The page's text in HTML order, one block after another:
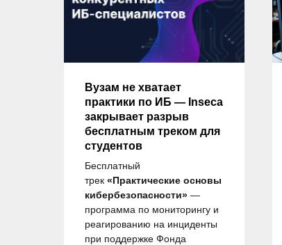
Вузам не хватает
практики по ИБ — Inseca
закрывает разрыв
бесплатным треком для
студентов
Бесплатный
трек «Практические основы
кибербезопасности» —
программа по мониторингу и
реагированию на инциденты
при поддержке Фонда